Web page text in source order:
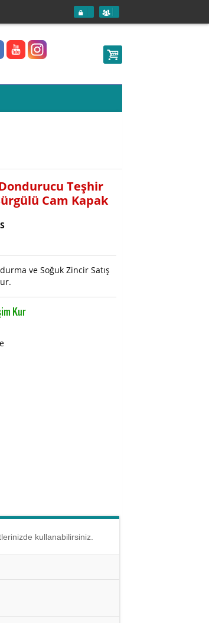
Teşhir
Cam Kapak
ve Soğuk Zincir Satış
Kur
kullanabilirsiniz.